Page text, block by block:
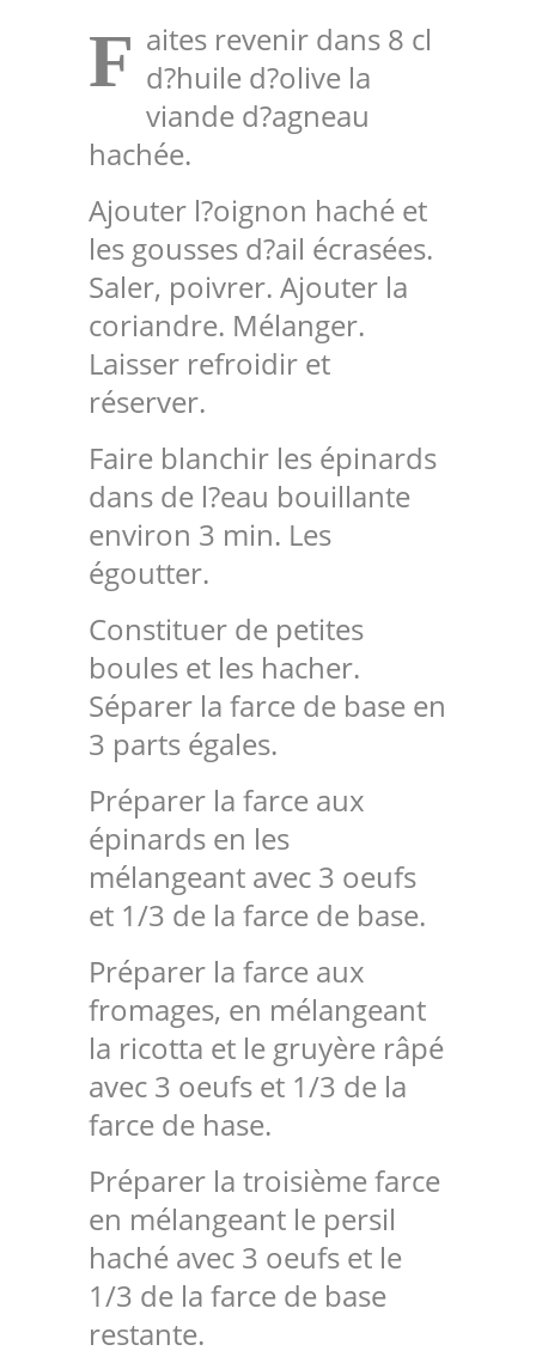
F aites revenir dans 8 cl
d?huile d?olive la
viande d?agneau
hachée.
Ajouter l?oignon haché et
les gousses d?ail écrasées.
Saler, poivrer. Ajouter la
coriandre. Mélanger.
Laisser refroidir et
réserver.
Faire blanchir les épinards
dans de l?eau bouillante
environ 3 min. Les
égoutter.
Constituer de petites
boules et les hacher.
Séparer la farce de base en
3 parts égales.
Préparer la farce aux
épinards en les
mélangeant avec 3 oeufs
et 1/3 de la farce de base.
Préparer la farce aux
fromages, en mélangeant
la ricotta et le gruyère râpé
avec 3 oeufs et 1/3 de la
farce de hase.
Préparer la troisième farce
en mélangeant le persil
haché avec 3 oeufs et le
1/3 de la farce de base
restante.